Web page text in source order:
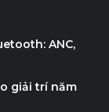
ANC,
giải trí năm